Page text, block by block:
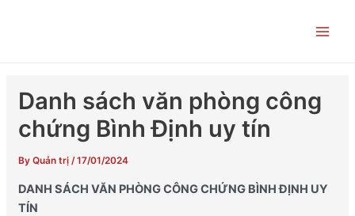
Danh sách văn phòng công
chứng Bình Định uy tín
By Quản trị /17/01/2024
DANH SÁCH VĂN PHÒNG CÔNG CHỨNG BÌNH ĐỊNH UY
TÍN